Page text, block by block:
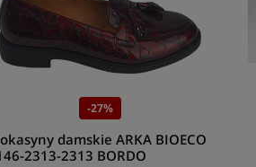
-27%
damskie ARKA BIOECO
2313-2313 BORDO